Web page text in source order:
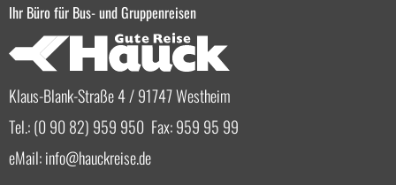
Ihr Büro für Bus- und Gruppenreisen
Klaus-Blank-Straße 4 / 91747 Westheim
Tel.: (0 90 82) 959 950 Fax: 959 95 99
eMail:info hauckreise.de